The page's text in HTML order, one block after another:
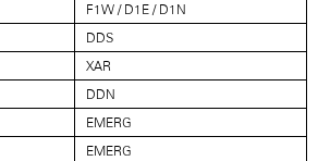
F1W / D1E / D1N
DDS
XAR
DDN
EMERG
EMERG